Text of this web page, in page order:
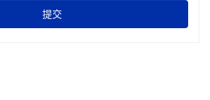
Marketing副总裁Ryan
源合作以及对前沿创新的共同承诺，三
提交